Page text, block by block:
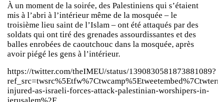
À un moment de la soirée, des Palestiniens qui s’étaient
mis à l’abri à l’intérieur même de la mosquée – le
troisième lieu saint de l’Islam – ont été attaqués par des
soldats qui ont tiré des grenades assourdissantes et des
balles enrobées de caoutchouc dans la mosquée, après
avoir piégé les gens à l’intérieur.
https://twitter.com/theIMEU/status/1390830581873881089?
injured-as-israeli-forces-attack-palestinian-worshipers-in-